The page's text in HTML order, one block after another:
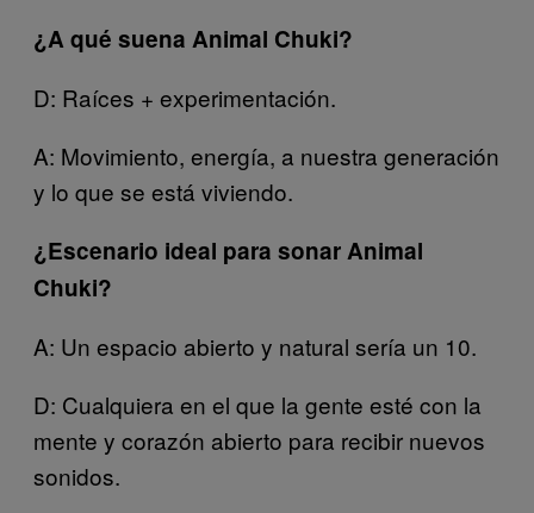
¿A qué suena Animal Chuki?
D: Raíces + experimentación.
A: Movimiento, energía, a nuestra generación
y lo que se está viviendo.
¿Escenario ideal para sonar Animal
Chuki?
A: Un espacio abierto y natural sería un 10.
D: Cualquiera en el que la gente esté con la
mente y corazón abierto para recibir nuevos
sonidos.